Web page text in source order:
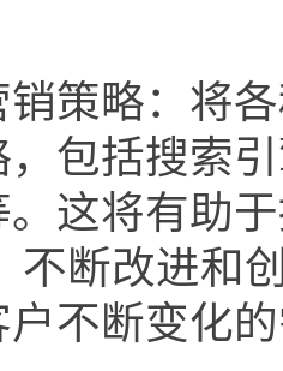
策略：将
包括搜索
这将有助
不断改进和
不断变化